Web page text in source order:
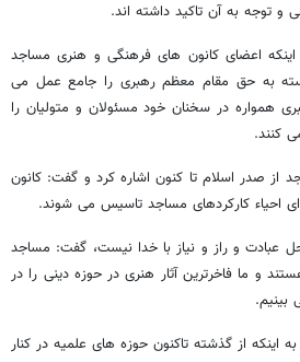
و توجه به آن تاکید داشته اند.
اینکه اعضای کانون های فرهنگی و هنری مساجد
به حق مقام معظم رهبری را جامع عمل می
همواره در سخنان خود مسئولان و متولیان را
کنند.
از صدر اسلام تا کنون اشاره کرد و گفت: کانون
احیاء کارکردهای مساجد تاسیس می شوند.
عبادت و راز و نیاز با خدا نیست، گفت: مساجد
و ما فاخرترین آثار هنری در حوزه دینی را در
بینیم.
اینکه از گذشته تاکنون حوزه های علمیه در کنار